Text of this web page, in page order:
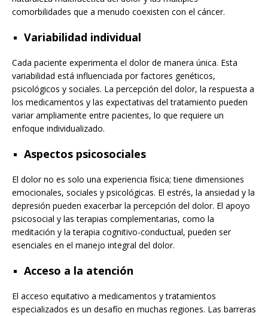
comorbilidades que a menudo coexisten con el cáncer.
Variabilidad individual
Cada paciente experimenta el dolor de manera única. Esta
variabilidad está influenciada por factores genéticos,
psicológicos y sociales. La percepción del dolor, la respuesta a
los medicamentos y las expectativas del tratamiento pueden
variar ampliamente entre pacientes, lo que requiere un
enfoque individualizado.
Aspectos psicosociales
El dolor no es solo una experiencia física; tiene dimensiones
emocionales, sociales y psicológicas. El estrés, la ansiedad y la
depresión pueden exacerbar la percepción del dolor. El apoyo
psicosocial y las terapias complementarias, como la
meditación y la terapia cognitivo-conductual, pueden ser
esenciales en el manejo integral del dolor.
Acceso a la atención
El acceso equitativo a medicamentos y tratamientos
especializados es un desafío en muchas regiones. Las barreras